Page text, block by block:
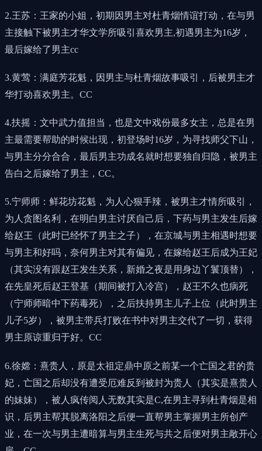
2.王苏：王家的小姐，初期因男主对杜青烟情谊打动，在与男
主接触下被男主才华文学所吸引喜欢男主,初遇男主为16岁，
最后嫁给了男主cc
3.黄莺：满庭芳花魁，因男主与杜青烟故事吸引，后被男主才
华打动喜欢男主。CC
4.扶摇：文中武力值担当，也是文中戏份最多女主，总是在男
主最需要帮助的时候出现，初登场时16岁，为寻找师父下山，
与男主分分合合，最后男主功成名就时想要独自归隐，被男主
告白之后嫁给了男主，CC。
5.宁师师：鲜花坊花魁，为人心狠手辣，被男主才情所吸引，
为人贪图名利，在明白男主讨厌自己后，下药与男主发生后嫁
给赵王（此时已经怀了男主之子），在京城与男主相遇时想要
与男主和好吗，奈何男主对其有偏见，在嫁给赵王后成为王妃
（其实没有跟赵王发生关系，新婚之夜是用身边丫鬟顶替），
在先皇死后赵王登基（期间被打入冷宫），赵王不久也病死
（宁师师暗中下药毒死），之后扶持男主儿子上位（此时男主
儿子5岁），被男主带兵打败在书中对男主交代了一切，获得
男主原谅重归于好。CC
6.徐嫦：熹贵人，原是太祖定鼎中原之前某一个亡国之君的贵
妃，亡国之后却没有遭受厄难反到被封为贵人（其实是熹贵人
的妹妹），被人疯传阅人无数其实是C,在男主寻到杜青烟是相
识，后男主帮其脱离洛阳之后便一直帮男主掌握男主所创产
业，在一次与男主遭暗算与男主生死与共之后便对男主敞开心